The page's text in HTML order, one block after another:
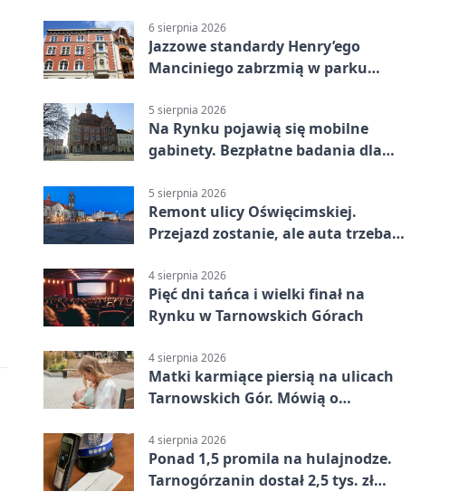
6 sierpnia 2026
Jazzowe standardy Henry’ego
Manciniego zabrzmią w parku
5 sierpnia 2026
Na Rynku pojawią się mobilne
gabinety. Bezpłatne badania dla
5 sierpnia 2026
Remont ulicy Oświęcimskiej.
Przejazd zostanie, ale auta trzeba
4 sierpnia 2026
Pięć dni tańca i wielki finał na
Rynku w Tarnowskich Górach
4 sierpnia 2026
Matki karmiące piersią na ulicach
Tarnowskich Gór. Mówią o
4 sierpnia 2026
Ponad 1,5 promila na hulajnodze.
Tarnogórzanin dostał 2,5 tys. zł